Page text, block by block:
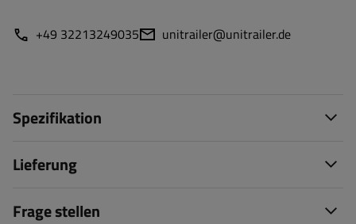
+49 32213249035 unitrailer@unitrailer.de
Spezifikation
Lieferung
Frage stellen